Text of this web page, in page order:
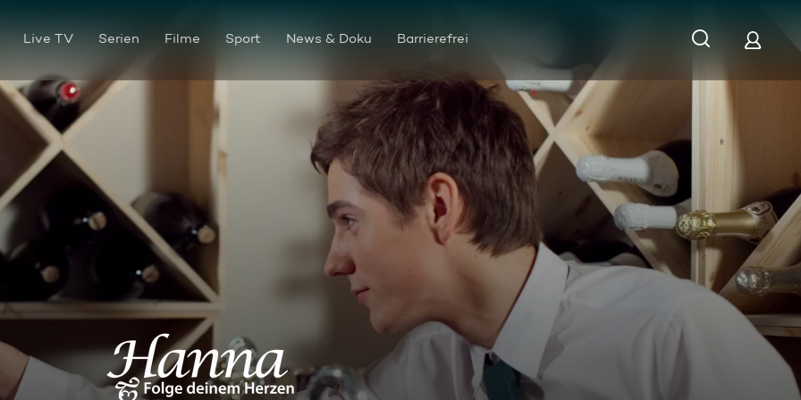
Live TV Serien Filme Sport News & Doku Barrierefrei
Folge 048